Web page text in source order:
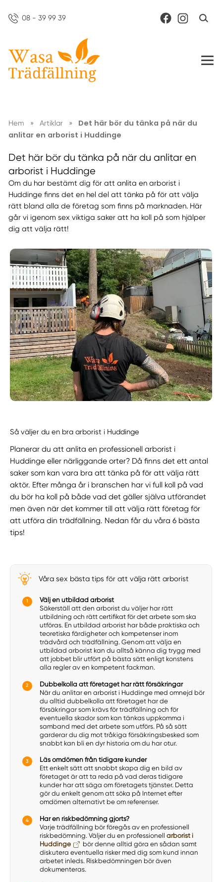
08 - 39 99 39
Hem » Artiklar »
Det här bör du tänka på när du
anlitar en arborist i Huddinge
Det här bör du tänka på när du anlitar en
arborist i Huddinge
Om du har bestämt dig för att anlita en arborist i
Huddinge finns det en hel del att tänka på för att välja
rätt bland alla de företag som finns på marknaden. Här
går vi igenom sex viktiga saker att ha koll på som hjälper
dig att välja rätt!
Så väljer du en bra arborist i Huddinge
Planerar du att anlita en professionell arborist i
Huddinge eller närliggande orter? Då finns det ett antal
saker som kan vara bra att tänka på för att välja rätt
aktör. Efter många år i branschen har vi full koll på vad
du bör ha koll på både vad det gäller själva utförandet
men även när det kommer till att välja rätt företag för
att utföra din trädfällning. Nedan får du våra 6 bästa
tips!
Våra sex bästa tips för att välja rätt arborist
Välj en utbildad arborist
Säkerställ att den arborist du väljer har rätt
utbildning och rätt certifikat för det arbete som ska
utföras. En utbildad arborist har både praktiska och
teoretiska färdigheter och kompetenser inom
trädvård och trädfällning. Genom att välja en
utbildad arborist kan du alltså känna dig trygg med
att jobbet blir utfört på bästa sätt enligt konstens
alla regler av en kompetent fackman.
Dubbelkolla att företaget har rätt försäkringar
När du anlitar en arborist i Huddinge med omnejd bör
du alltid dubbelkolla att företaget har de
försäkringar som krävs för trädfällning och för
eventuella skador som kan tänkas uppkomma i
samband med det arbete som utförs. På så sätt
garderar du dig mot tråkiga försäkringsbesked som
snabbt kan bli en dyr historia om du har otur.
Läs omdömen från tidigare kunder
Ett enkelt sätt att snabbt skapa dig en bild av
företaget är att ta reda på vad deras tidigare
kunder har att säga om företagets tjänster. Detta
gör du enkelt genom att söka på Internet efter
omdömen alternativt be om referenser.
Har en riskbedömning gjorts?
Varje trädfällning bör föregås av en professionell
riskbedömning. Väljer du en professionell arborist i
Huddinge
bör denne alltid göra en sådan samt
diskutera eventuella risker med dig som kund innan
arbetet inleds. Riskbedömningen bör även
dokumenteras.